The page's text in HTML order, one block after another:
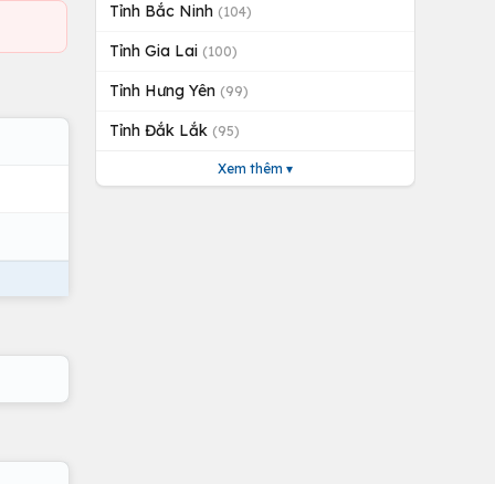
Tỉnh Bắc Ninh (104)
Tỉnh Gia Lai (100)
Tỉnh Hưng Yên (99)
Tỉnh Đắk Lắk (95)
Xem thêm ▾